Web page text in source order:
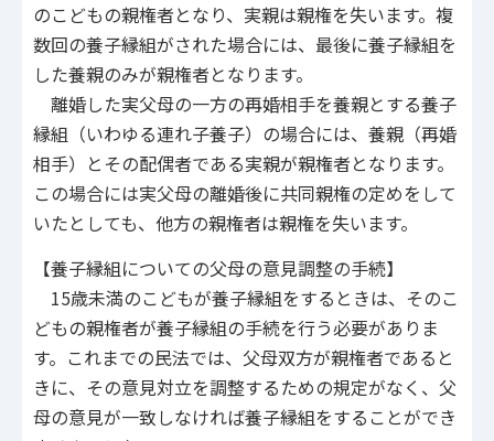
のこどもの親権者となり、実親は親権を失います。複
数回の養子縁組がされた場合には、最後に養子縁組を
した養親のみが親権者となります。
離婚した実父母の一方の再婚相手を養親とする養子
縁組（いわゆる連れ子養子）の場合には、養親（再婚
相手）とその配偶者である実親が親権者となります。
この場合には実父母の離婚後に共同親権の定めをして
いたとしても、他方の親権者は親権を失います。
【養子縁組についての父母の意見調整の手続】
15歳未満のこどもが養子縁組をするときは、そのこ
どもの親権者が養子縁組の手続を行う必要がありま
す。これまでの民法では、父母双方が親権者であると
きに、その意見対立を調整するための規定がなく、父
母の意見が一致しなければ養子縁組をすることができ